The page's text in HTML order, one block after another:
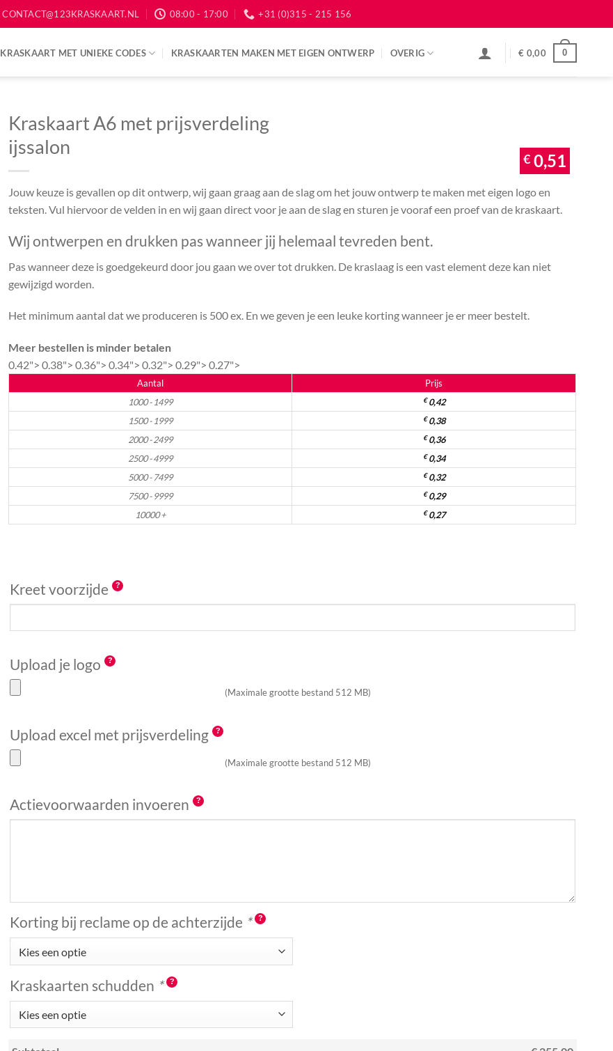
CONTACT@123KRASKAART.NL 08:00 - 17:00 +31 (0)315 - 215 156
KRASKAART MET UNIEKE CODES KRASKAARTEN MAKEN MET EIGEN ONTWERP OVERIG € 0,00 0
Kraskaart A6 met prijsverdeling
ijssalon
€0,51
Jouw keuze is gevallen op dit ontwerp, wij gaan graag aan de slag om het jouw ontwerp te maken met eigen logo en
teksten. Vul hiervoor de velden in en wij gaan direct voor je aan de slag en sturen je vooraf een proef van de kraskaart.
Wij ontwerpen en drukken pas wanneer jij helemaal tevreden bent.
Pas wanneer deze is goedgekeurd door jou gaan we over tot drukken. De kraslaag is een vast element deze kan niet
gewijzigd worden.
Het minimum aantal dat we produceren is 500 ex. En we geven je een leuke korting wanneer je er meer bestelt.
Meer bestellen is minder betalen
0.42">0.38">0.36">0.34">0.32">0.29">0.27">
Aantal
Prijs
1000 - 1499
€0,42
1500 - 1999
€0,38
2000 - 2499
€0,36
2500 - 4999
€0,34
5000 - 7499
€0,32
7500 - 9999
€0,29
10000 +
€0,27
Kreet voorzijde
Upload je logo
(Maximale grootte bestand 512 MB)
Upload excel met prijsverdeling
(Maximale grootte bestand 512 MB)
Actievoorwaarden invoeren
Korting bij reclame op de achterzijde *
Kraskaarten schudden *